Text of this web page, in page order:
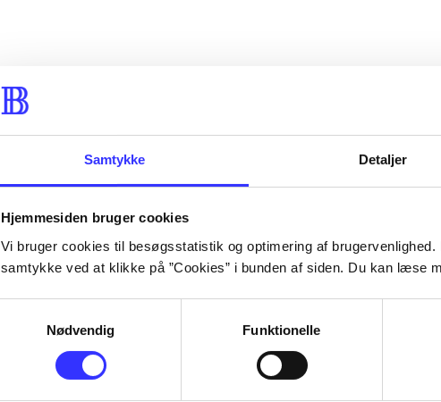
Samtykke Detaljer
Hjemmesiden bruger cookies
Vi bruger cookies til besøgsstatistik og optimering af
samtykke ved at klikke på ”Cookies” i bunden af siden. Du kan læse
Nødvendig
Funktionelle